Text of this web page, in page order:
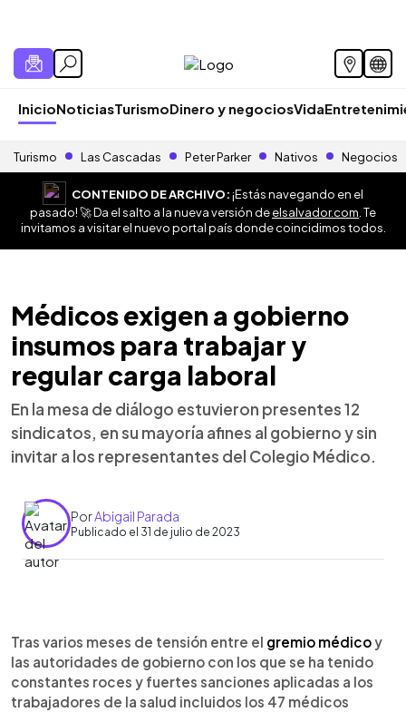
InicioNoticiasTurismoDinero y negociosVida
Turismo Las Cascadas Peter Parker Nativos Negocios
CONTENIDO DE ARCHIVO:¡Estás navegando en el
pasado! 🚀 Da el salto a la nueva versión deelsalvador.com . Te
invitamos a visitar el nuevo portal país donde coincidimos todos.
Médicos exigen a gobierno
insumos para trabajar y
regular carga laboral
En la mesa de diálogo estuvieron presentes 12
sindicatos, en su mayoría afines al gobierno y sin
invitar a los representantes del Colegio Médico.
PorAbigail Parada
Publicado el 31 de julio de 2023
► Escuchar artículo
Tras varios meses de tensión entre el gremio médicoy
las autoridades de gobierno con los que se ha tenido
constantes roces y fuertes sanciones aplicadas a los
trabajadores de la salud incluidos los 47 médicos